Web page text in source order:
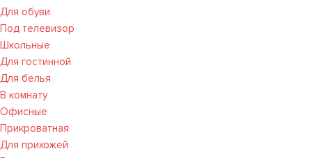
Для обуви
Под телевизор
Школьные
Для гостинной
Для белья
В комнату
Офисные
Прикроватная
Для прихожей